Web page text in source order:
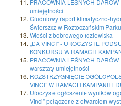
PRACOWNIA LEŚNYCH
umiejętności
Grudniowy raport klimatyczno-
Świerszcz w Roztoczańskim
Wieści z bobrowego rozlewiska
„DA VINCI” - UROCZYSTE
KONKURSU W RAMACH
PRACOWNIA LEŚNYCH
warsztaty umiejętności
ROZSTRZYGNIĘCIE
VINCI” W RAMACH KAMPANII
Uroczyste ogłoszenie wyników
Vinci” połączone z otwarciem